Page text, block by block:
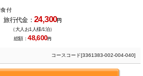
付
旅行代金：24,300円
（大人お1人様/1泊）
総額：48,600円
コースコード[3361383-002-004-040]